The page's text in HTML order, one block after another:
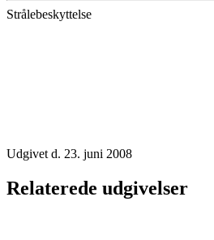
Strålebeskyttelse
Udgivet d. 23. juni 2008
Relaterede udgivelser